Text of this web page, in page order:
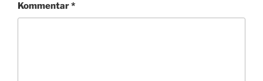
Kommentar*